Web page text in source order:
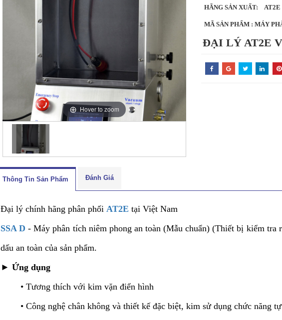
Hover to zoom
HÃNG SẢN XUẤT:AT2E
MÃ SẢN PHẨM :MÁY
ĐẠI LÝ AT2E
Thông Tin Sản Phẩm Đánh Giá
Đại lý chính hãng phân phối AT2E tại Việt Nam
SSA D - Máy phân tích niêm phong an toàn (Mẫu chuẩn) (Thiết bị kiểm
dấu an toàn của sản phẩm.
► Ứng dụng
• Tương thích với kim vặn điển hình
• Công nghệ chân không và thiết kế đặc biệt, kim sử dụng chức năng